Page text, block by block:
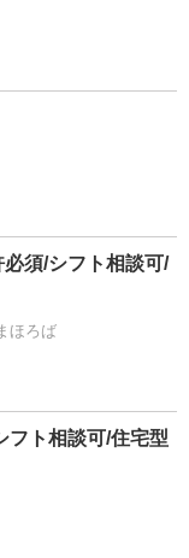
必須/シフト相談可/
ほろば
フト相談可/住宅型